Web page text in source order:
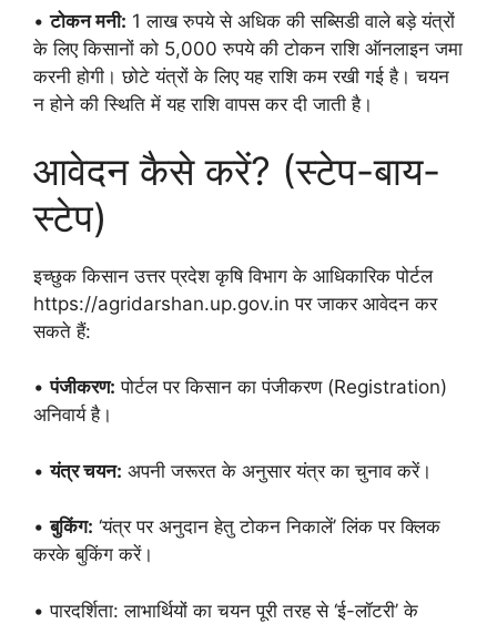
•टोकन मनी: 1 लाख रुपये से अधिक की सब्सिडी वाले बड़े यंत्रों
के लिए किसानों को 5,000 रुपये की टोकन राशि ऑनलाइन जमा
करनी होगी। छोटे यंत्रों के लिए यह राशि कम रखी गई है। चयन
न होने की स्थिति में यह राशि वापस कर दी जाती है।
आवेदन कैसे करें? (स्टेप-बाय-
स्टेप)
इच्छुक किसान उत्तर प्रदेश कृषि विभाग के आधिकारिक पोर्टल
https://agridarshan.up.gov.in पर जाकर आवेदन कर
सकते हैं:
•पंजीकरण: पोर्टल पर किसान का पंजीकरण (Registration)
अनिवार्य है।
•यंत्र चयन: अपनी जरूरत के अनुसार यंत्र का चुनाव करें।
•बुकिंग: ‘यंत्र पर अनुदान हेतु टोकन निकालें’ लिंक पर क्लिक
करके बुकिंग करें।
• पारदर्शिता: लाभार्थियों का चयन पूरी तरह से ‘ई-लॉटरी’ के